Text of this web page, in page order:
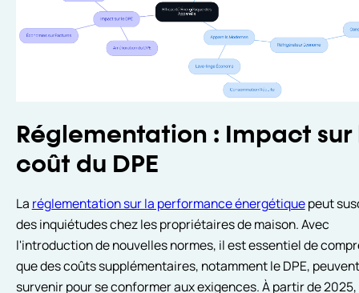
Réglementation : Impact sur
coût du DPE
La réglementation sur la performance énergétiquepeut
des inquiétudes chez les propriétaires de maison. Avec
l'introduction de nouvelles normes, il est essentiel de
que des coûts supplémentaires, notamment le DPE, peuvent
survenir pour se conformer aux exigences. À partir de 2025,